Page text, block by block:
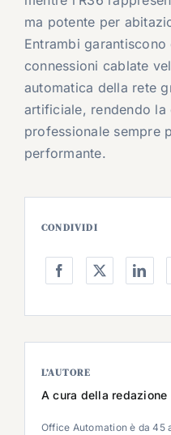
ma potente per
Entrambi garantiscono
connessioni cablate
automatica della rete
artificiale, rendendo
professionale sempre
performante.
CONDIVIDI
L’AUTORE
A cura della redazione
Office Automation è da 45